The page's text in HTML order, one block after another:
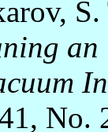
an
No.